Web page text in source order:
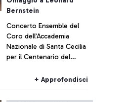
Bernstein
Concerto Ensemble del
Coro dell’Accademia
Nazionale di Santa Cecilia
per il Centenario del
+ Approfondisci